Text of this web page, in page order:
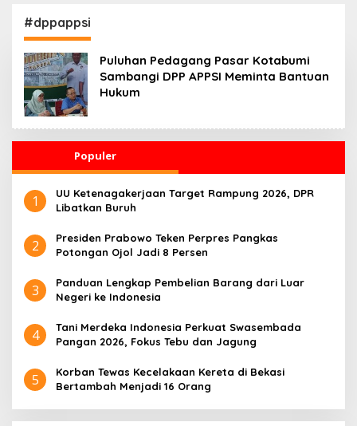
#dppappsi
Puluhan Pedagang Pasar Kotabumi
Sambangi DPP APPSI Meminta Bantuan
Hukum
Populer
1
UU Ketenagakerjaan Target Rampung 2026, DPR
Libatkan Buruh
2
Presiden Prabowo Teken Perpres Pangkas
Potongan Ojol Jadi 8 Persen
3
Panduan Lengkap Pembelian Barang dari Luar
Negeri ke Indonesia
4
Tani Merdeka Indonesia Perkuat Swasembada
Pangan 2026, Fokus Tebu dan Jagung
5
Korban Tewas Kecelakaan Kereta di Bekasi
Bertambah Menjadi 16 Orang